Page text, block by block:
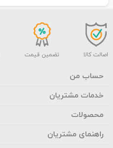
اصالت کالا تضمین قیمت
حساب من
خدمات مشتریان
محصولات
راهنمای مشتریان